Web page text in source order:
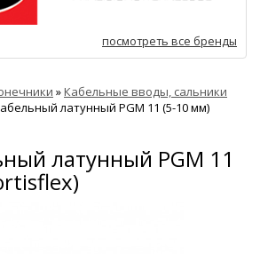
посмотреть все бренды
»Кабельные вводы, сальники
латунный PGM 11 (5-10 мм)
латунный PGM 11